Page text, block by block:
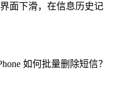
面下滑，在信息历史记